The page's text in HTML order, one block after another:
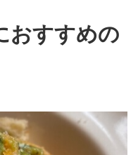
おすすめの